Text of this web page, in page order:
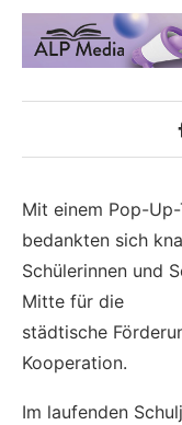
Mit einem Pop-
bedankten sich
Schülerinnen und
Mitte für die
städtische
Kooperation.
Im laufenden